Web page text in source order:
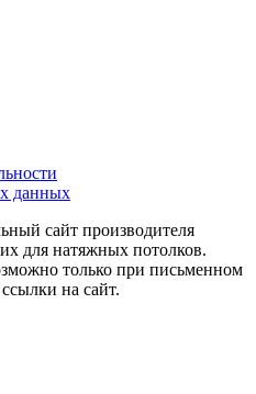
данных
сайт производителя
для натяжных потолков.
только при письменном
на сайт.